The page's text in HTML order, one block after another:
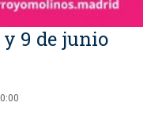
y 9 de junio